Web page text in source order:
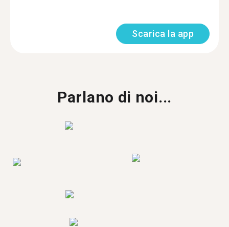
Scarica la app
Parlano di noi...